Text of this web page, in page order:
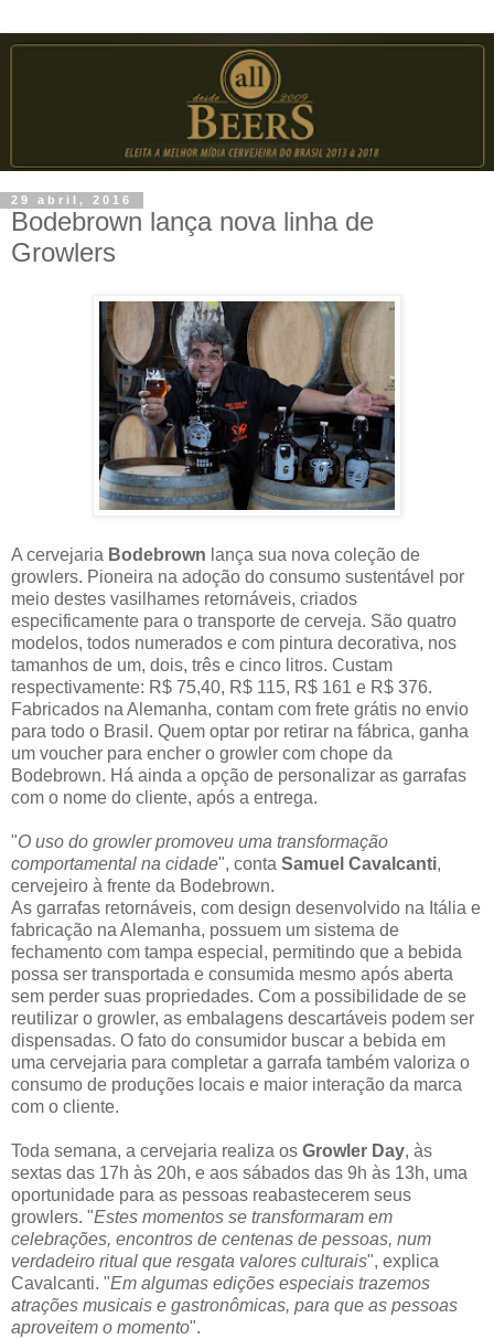
29 abril, 2016
Bodebrown lança nova linha de
Growlers
A cervejaria Bodebrown lança sua nova coleção de
growlers. Pioneira na adoção do consumo sustentável por
meio destes vasilhames retornáveis, criados
especificamente para o transporte de cerveja. São quatro
modelos, todos numerados e com pintura decorativa, nos
tamanhos de um, dois, três e cinco litros. Custam
respectivamente: R$ 75,40, R$ 115, R$ 161 e R$ 376.
Fabricados na Alemanha, contam com frete grátis no envio
para todo o Brasil. Quem optar por retirar na fábrica, ganha
um voucher para encher o growler com chope da
Bodebrown. Há ainda a opção de personalizar as garrafas
com o nome do cliente, após a entrega.
"O uso do growler promoveu uma transformação
comportamental na cidade", conta Samuel Cavalcanti,
cervejeiro à frente da Bodebrown.
As garrafas retornáveis, com design desenvolvido na Itália e
fabricação na Alemanha, possuem um sistema de
fechamento com tampa especial, permitindo que a bebida
possa ser transportada e consumida mesmo após aberta
sem perder suas propriedades. Com a possibilidade de se
reutilizar o growler, as embalagens descartáveis podem ser
dispensadas. O fato do consumidor buscar a bebida em
uma cervejaria para completar a garrafa também valoriza o
consumo de produções locais e maior interação da marca
com o cliente.
Toda semana, a cervejaria realiza os Growler Day, às
sextas das 17h às 20h, e aos sábados das 9h às 13h, uma
oportunidade para as pessoas reabastecerem seus
growlers. "Estes momentos se transformaram em
celebrações, encontros de centenas de pessoas, num
verdadeiro ritual que resgata valores culturais", explica
Cavalcanti. "Em algumas edições especiais trazemos
atrações musicais e gastronômicas, para que as pessoas
aproveitem o momento".